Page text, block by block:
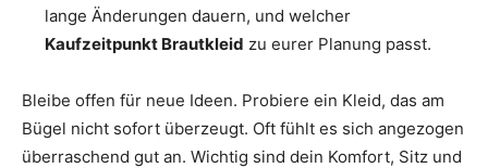
lange Änderungen dauern, und welcher
Kaufzeitpunkt Brautkleid zu eurer Planung passt.
Bleibe offen für neue Ideen. Probiere ein Kleid, das am
Bügel nicht sofort überzeugt. Oft fühlt es sich angezogen
überraschend gut an. Wichtig sind dein Komfort, Sitz und